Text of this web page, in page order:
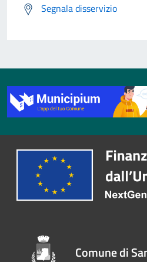
Segnala disservizio
Comune di